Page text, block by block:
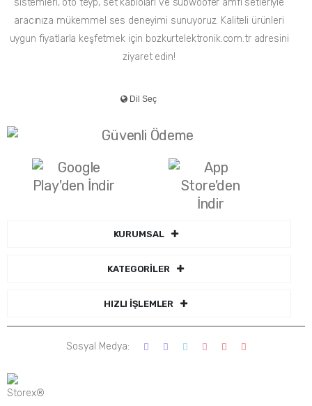
sistemleri, oto teyp, set kabloları ve subwoofer amfi setleriyle
aracınıza mükemmel ses deneyimi sunuyoruz. Kaliteli ürünleri
uygun fiyatlarla keşfetmek için bozkurtelektronik.com.tr adresini
ziyaret edin!
KURUMSAL
KATEGORİLER
HIZLI İŞLEMLER
Sosyal Medya: